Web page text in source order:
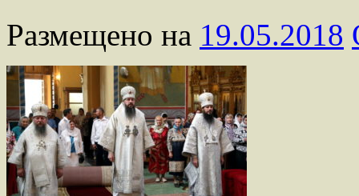
Размещено на 19.05.2018